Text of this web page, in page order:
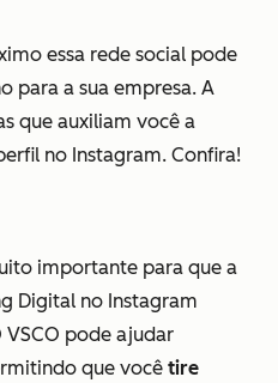
essa rede social pode
para a sua empresa. A
que auxiliam você a
no Instagram. Confira!
importante para que a
Digital no Instagram
VSCO pode ajudar
que você tire